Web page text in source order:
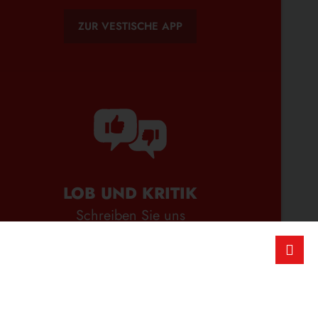
ZUR VESTISCHE APP
LOB UND KRITIK
Schreiben Sie uns